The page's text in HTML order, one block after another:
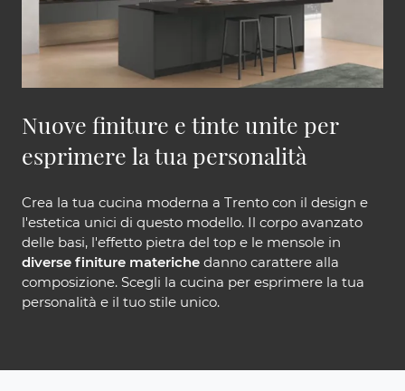
Nuove finiture e tinte unite per
esprimere la tua personalità
Crea la tua cucina moderna a Trento con il design e
l'estetica unici di questo modello. Il corpo avanzato
delle basi, l'effetto pietra del top e le mensole in
diverse finiture materiche danno carattere alla
composizione. Scegli la cucina per esprimere la tua
personalità e il tuo stile unico.